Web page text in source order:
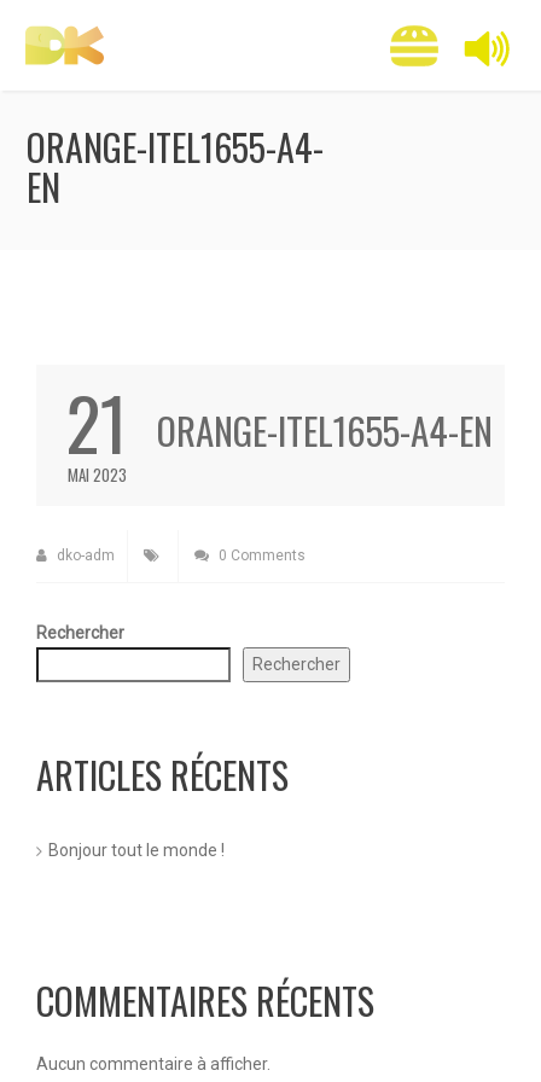
ORANGE-ITEL1655-A4-
EN
21
MAI 2023
ORANGE-ITEL1655-A4-EN
dko-adm 0 Comments
Rechercher
Rechercher
ARTICLES RÉCENTS
Bonjour tout le monde !
COMMENTAIRES RÉCENTS
Aucun commentaire à afficher.